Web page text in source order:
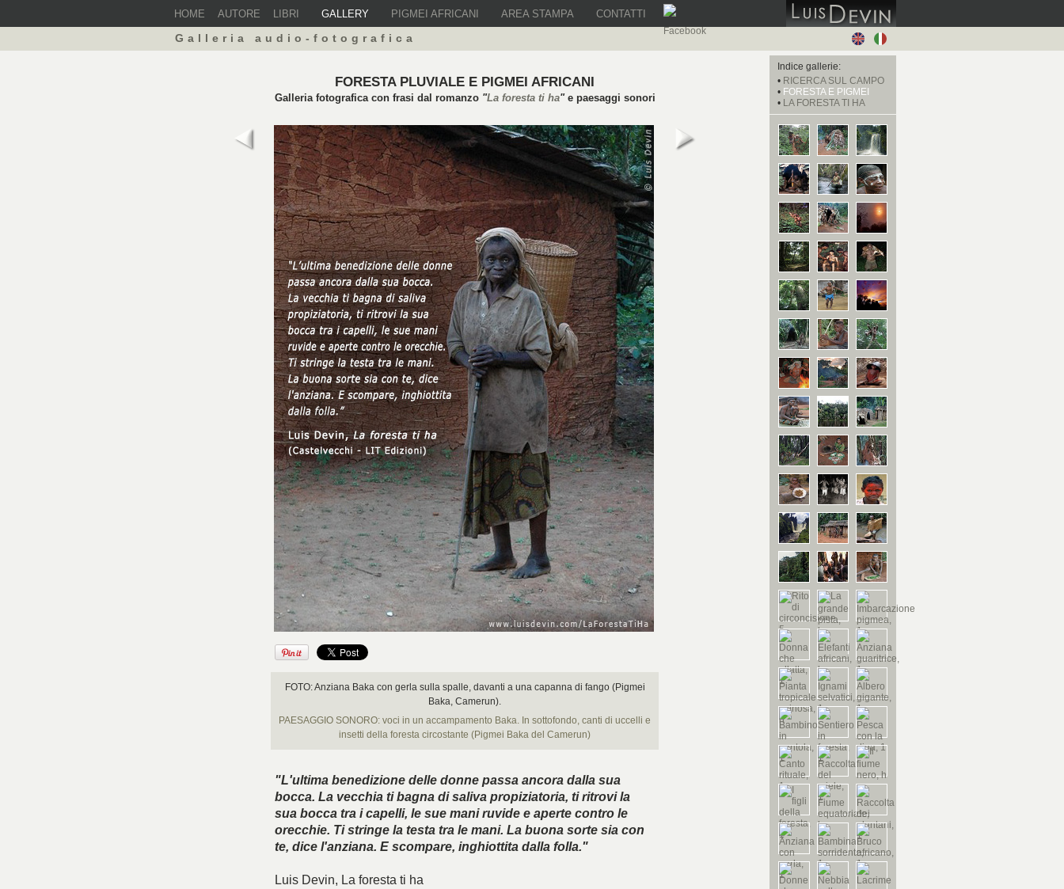
Galleria audio-fotografica
FORESTA PLUVIALE E PIGMEI AFRICANI
Galleria fotografica con frasi dal romanzo "La foresta ti ha"e paesaggi sonori
FOTO: Anziana Baka con gerla sulla spalle, davanti a una capanna di fango (Pigmei
Baka, Camerun).
PAESAGGIO SONORO: voci in un accampamento Baka. In sottofondo, canti di uccelli e
insetti della foresta circostante (Pigmei Baka del Camerun)
"L'ultima benedizione delle donne passa ancora dalla sua
bocca. La vecchia ti bagna di saliva propiziatoria, ti ritrovi la
sua bocca tra i capelli, le sue mani ruvide e aperte contro le
orecchie. Ti stringe la testa tra le mani. La buona sorte sia con
te, dice l'anziana. E scompare, inghiottita dalla folla."
Luis Devin, La foresta ti ha
Indice gallerie:
• RICERCA SUL CAMPO
• FORESTA E PIGMEI
• LA FORESTA TI HA
HOME AUTORE LIBRI GALLERY PIGMEI AFRICANI AREA STAMPA CONTATTI